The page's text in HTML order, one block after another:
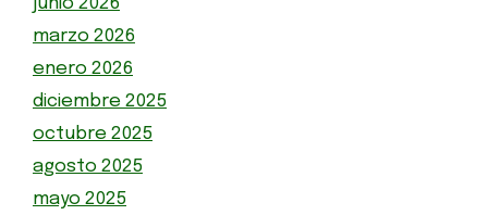
marzo 2026
enero 2026
diciembre 2025
octubre 2025
agosto 2025
mayo 2025